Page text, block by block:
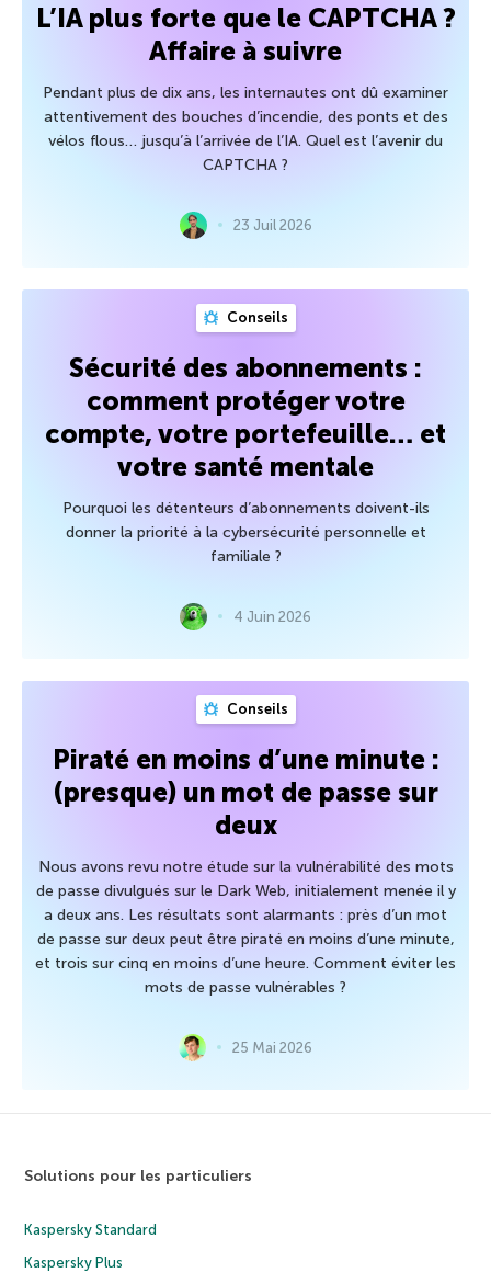
L’IA plus forte que le CAPTCHA ?
Affaire à suivre
Pendant plus de dix ans, les internautes ont dû examiner
attentivement des bouches d’incendie, des ponts et des
vélos flous… jusqu’à l’arrivée de l’IA. Quel est l’avenir du
CAPTCHA ?
23 Juil 2026
Conseils
Sécurité des abonnements :
comment protéger votre
compte, votre portefeuille… et
votre santé mentale
Pourquoi les détenteurs d’abonnements doivent-ils
donner la priorité à la cybersécurité personnelle et
familiale ?
4 Juin 2026
Conseils
Piraté en moins d’une minute :
(presque) un mot de passe sur
deux
Nous avons revu notre étude sur la vulnérabilité des mots
de passe divulgués sur le Dark Web, initialement menée il y
a deux ans. Les résultats sont alarmants : près d’un mot
de passe sur deux peut être piraté en moins d’une minute,
et trois sur cinq en moins d’une heure. Comment éviter les
mots de passe vulnérables ?
25 Mai 2026
Solutions pour les particuliers
Kaspersky Standard
Kaspersky Plus